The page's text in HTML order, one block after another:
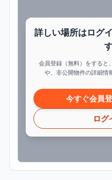
詳しい場所はログ
会員登録（無料）をすると
や、非公開物件の詳細情
今すぐ会員
ログ